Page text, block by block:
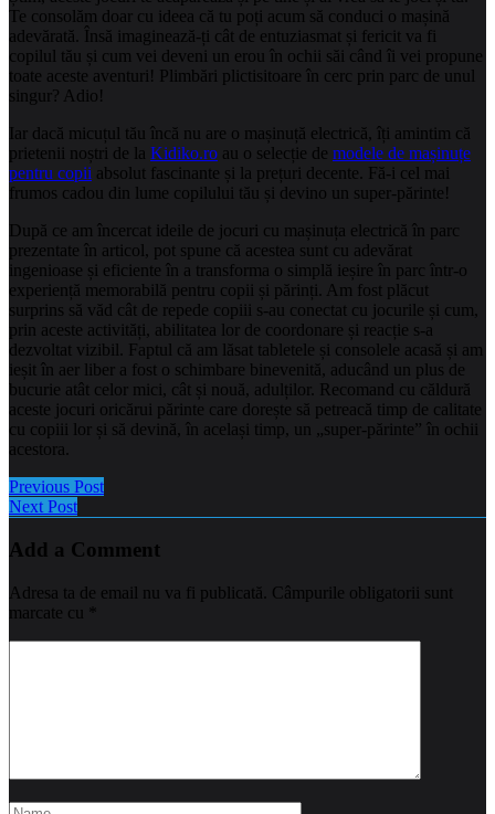
Te consolăm doar cu ideea că tu poți acum să conduci o mașină
adevărată. Însă imaginează-ți cât de entuziasmat și fericit va fi
copilul tău și cum vei deveni un erou în ochii săi când îi vei propune
toate aceste aventuri! Plimbări plictisitoare în cerc prin parc de unul
singur? Adio!
Iar dacă micuțul tău încă nu are o mașinuță electrică, îți amintim că
prietenii noștri de la Kidiko.ro au o selecție de modele de mașinuțe
pentru copii absolut fascinante și la prețuri decente. Fă-i cel mai
frumos cadou din lume copilului tău și devino un super-părinte!
După ce am încercat ideile de jocuri cu mașinuța electrică în parc
prezentate în articol, pot spune că acestea sunt cu adevărat
ingenioase și eficiente în a transforma o simplă ieșire în parc într-o
experiență memorabilă pentru copii și părinți. Am fost plăcut
surprins să văd cât de repede copiii s-au conectat cu jocurile și cum,
prin aceste activități, abilitatea lor de coordonare și reacție s-a
dezvoltat vizibil. Faptul că am lăsat tabletele și consolele acasă și am
ieșit în aer liber a fost o schimbare binevenită, aducând un plus de
bucurie atât celor mici, cât și nouă, adulților. Recomand cu căldură
aceste jocuri oricărui părinte care dorește să petreacă timp de calitate
cu copiii lor și să devină, în același timp, un „super-părinte” în ochii
acestora.
Previous Post
Next Post
Add a Comment
Adresa ta de email nu va fi publicată. Câmpurile obligatorii sunt
marcate cu